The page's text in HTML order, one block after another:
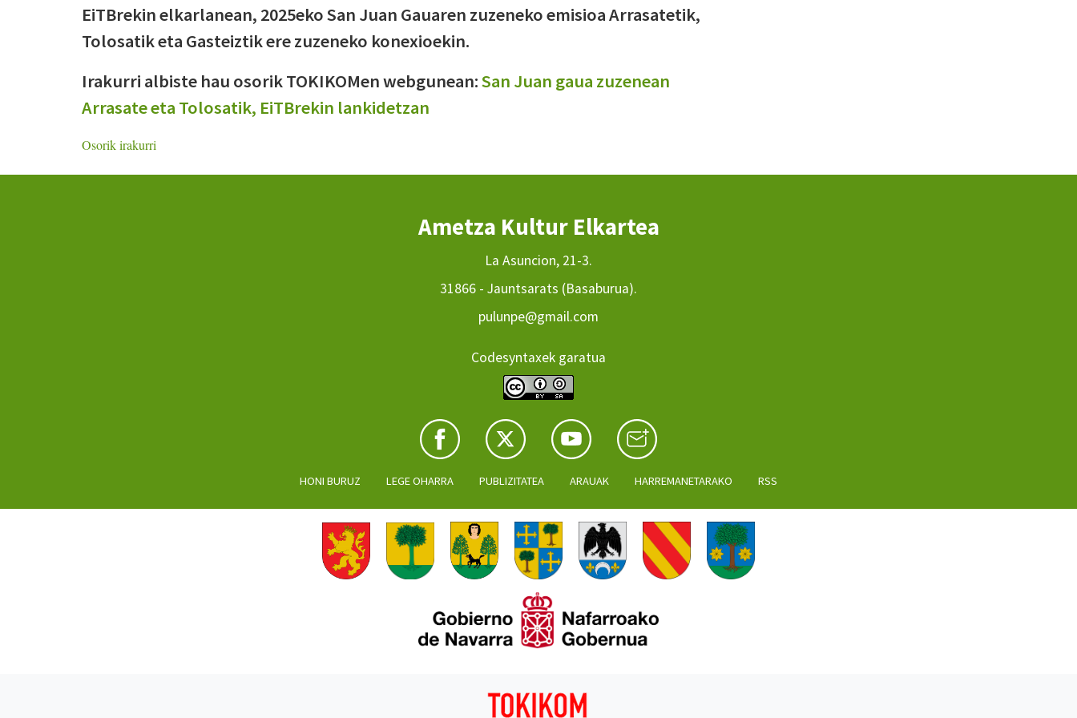
EiTBrekin elkarlanean, 2025eko San Juan Gauaren zuzeneko emisioa Arrasatetik,
Tolosatik eta Gasteiztik ere zuzeneko konexioekin.
Irakurri albiste hau osorik TOKIKOMen webgunean:San Juan gaua zuzenean
Arrasate eta Tolosatik, EiTBrekin lankidetzan
Osorik irakurri
Ametza Kultur Elkartea
La Asuncion, 21-3.
31866 - Jauntsarats (Basaburua).
pulunpe@gmail.com
Codesyntaxek garatua
HONI BURUZ LEGE OHARRA PUBLIZITATEA ARAUAK HARREMANETARAKO RSS